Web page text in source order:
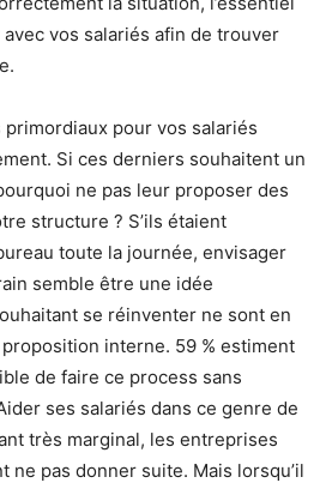
vos salariés afin de trouver
primordiaux pour vos salariés
Si ces derniers souhaitent un
ne pas leur proposer des
structure ? S’ils étaient
toute la journée, envisager
semble être une idée
se réinventer ne sont en
interne. 59 % estiment
de faire ce process sans
ses salariés dans ce genre de
très marginal, les entreprises
ne pas donner suite. Mais lorsqu’il